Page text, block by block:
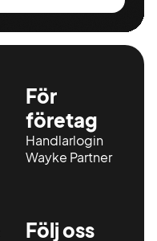
För
företag
Handlarlogin
Wayke Partner
Följ oss